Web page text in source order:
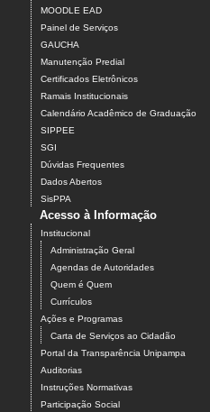
MOODLE EAD
Painel de Serviços
GAUCHA
Manutenção Predial
Certificados Eletrônicos
Ramais Institucionais
Calendário Acadêmico de Graduação
SIPPEE
SGI
Dúvidas Frequentes
Dados Abertos
SisPPA
Acesso à Informação
Institucional
Administração Geral
Agendas de Autoridades
Quem é Quem
Currículos
Ações e Programas
Carta de Serviços ao Cidadão
Portal da Transparência Unipampa
Auditorias
Instruções Normativas
Participação Social